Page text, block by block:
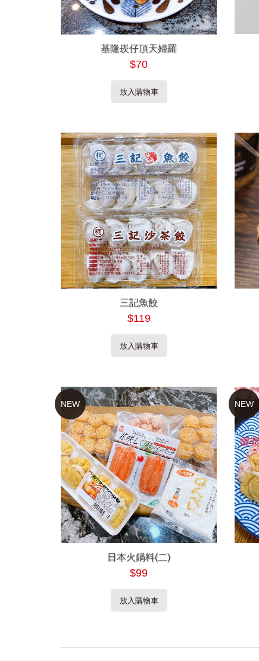
基隆崁仔頂天婦羅
$70
放入購物車
三記魚餃
$119
放入購物車
NEW
日本火鍋料(二)
$99
放入購物車
NEW